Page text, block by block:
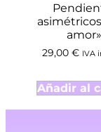
29,00 € IVA
Añadir al